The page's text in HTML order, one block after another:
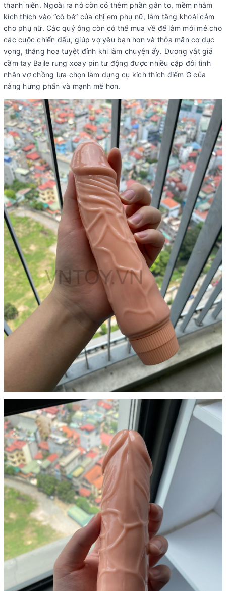
thanh niên. Ngoài ra nó còn có thêm phần gân to, mềm nhằm
kích thích vào “cô bé” của chị em phụ nữ, làm tăng khoái cảm
cho phụ nữ. Các quý ông còn có thể mua về để làm mới mẻ cho
các cuộc chiến đấu, giúp vợ yêu bạn hơn và thỏa mãn cơ dục
vọng, thăng hoa tuyệt đỉnh khi làm chuyện ấy. Dương vật giả
cầm tay Baile rung xoay pin tư động được nhiều cặp đôi tình
nhân vợ chồng lựa chọn làm dụng cụ kích thích điểm G của
nàng hưng phấn và mạnh mẽ hơn.